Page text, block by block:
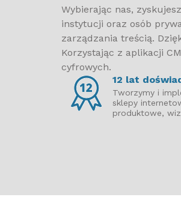
biuro rachunkowe
przedszkolembf.pl
BMFotograf.pl
mikro cement
marmo styl
kancelariakupczynski.pl
wycieczkidostanow.pl
oil4you
Wybierając nas,
instytucji oraz osób
zarządzania treścią.
Korzystając z aplikacji
cyfrowych.
12 lat
Tworzymy i
sklepy
produktowe,